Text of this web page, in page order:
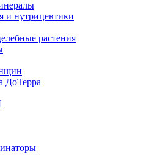
и нутрицевтики
растения
ДоТерра